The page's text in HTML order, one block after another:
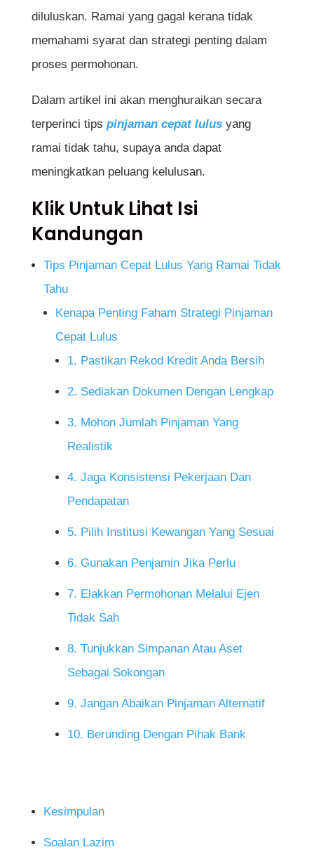
diluluskan. Ramai yang gagal kerana tidak
memahami syarat dan strategi penting dalam
proses permohonan.
Dalam artikel ini akan menghuraikan secara
terperinci tips pinjaman cepat lulusyang
ramai tidak tahu, supaya anda dapat
meningkatkan peluang kelulusan.
Klik Untuk Lihat Isi
Kandungan
Tips Pinjaman Cepat Lulus Yang Ramai Tidak
Tahu
Kenapa Penting Faham Strategi Pinjaman
Cepat Lulus
1. Pastikan Rekod Kredit Anda Bersih
2. Sediakan Dokumen Dengan Lengkap
3. Mohon Jumlah Pinjaman Yang
Realistik
4. Jaga Konsistensi Pekerjaan Dan
Pendapatan
5. Pilih Institusi Kewangan Yang Sesuai
6. Gunakan Penjamin Jika Perlu
7. Elakkan Permohonan Melalui Ejen
Tidak Sah
8. Tunjukkan Simpanan Atau Aset
Sebagai Sokongan
9. Jangan Abaikan Pinjaman Alternatif
10. Berunding Dengan Pihak Bank
Kesimpulan
Soalan Lazim